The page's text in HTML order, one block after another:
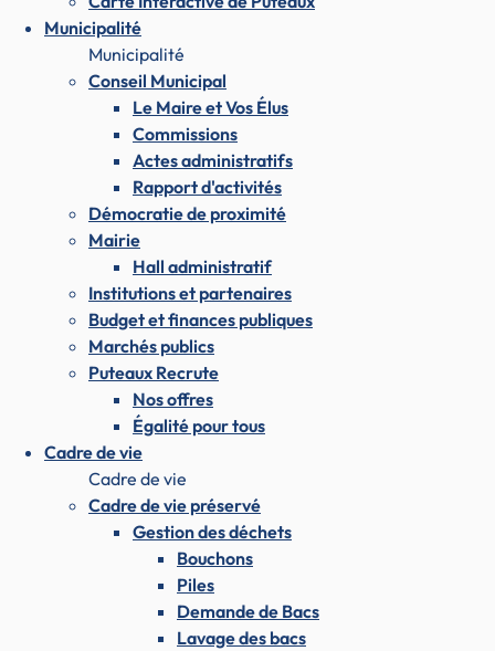
Municipalité
Municipalité
Conseil Municipal
Le Maire et Vos Élus
Commissions
Actes administratifs
Rapport d'activités
Démocratie de proximité
Mairie
Hall administratif
Institutions et partenaires
Budget et finances publiques
Marchés publics
Puteaux Recrute
Nos offres
Égalité pour tous
Cadre de vie
Cadre de vie
Cadre de vie préservé
Gestion des déchets
Bouchons
Piles
Demande de Bacs
Lavage des bacs